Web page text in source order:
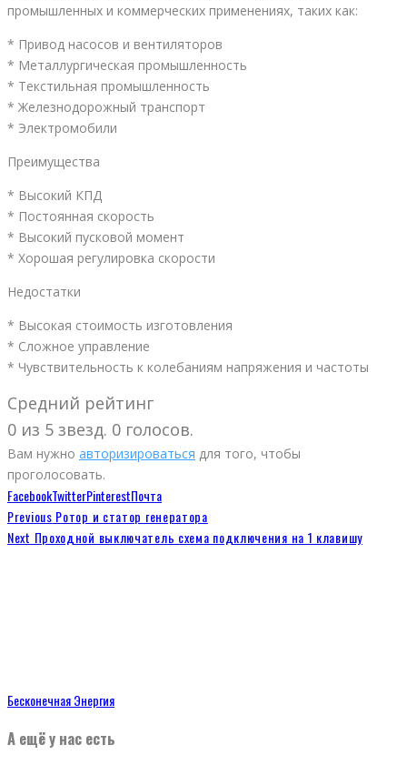
промышленных и коммерческих применениях, таких как:
* Привод насосов и вентиляторов
* Металлургическая промышленность
* Текстильная промышленность
* Железнодорожный транспорт
* Электромобили
Преимущества
* Высокий КПД
* Постоянная скорость
* Высокий пусковой момент
* Хорошая регулировка скорости
Недостатки
* Высокая стоимость изготовления
* Сложное управление
* Чувствительность к колебаниям напряжения и частоты
Средний рейтинг
0 из 5 звезд. 0 голосов.
Вам нужно авторизироваться для того, чтобы
проголосовать.
FacebookTwitterPinterestПочта
Previous Ротор и статор генератора
Next Проходной выключатель схема подключения на 1 клавишу
Бесконечная Энергия
А ещё у нас есть